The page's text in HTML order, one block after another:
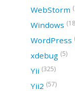
WebStorm
Windows
WordPress
xdebug (5)
Yii (325)
Yii2 (57)